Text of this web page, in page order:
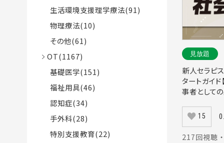
見放題
新人セラピ
タートガイ
事者として
15
217回視聴
生活環境支援理学療法(91)
物理療法(10)
その他(61)
OT(1167)
基礎医学(151)
福祉用具(46)
認知症(34)
手外科(28)
特別支援教育(22)